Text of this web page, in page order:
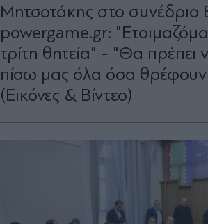
Μητσοτάκης στο συνέδριο
powergame.gr:
τρίτη θητεία" - "Θα
πίσω μας όλα όσα θρέφουν
(Εικόνες & Βίντεο)